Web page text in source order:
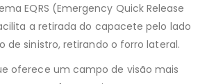
EQRS (Emergency Quick Release
a retirada do capacete pelo lado
de sinistro, retirando o forro lateral.
oferece um campo de visão mais